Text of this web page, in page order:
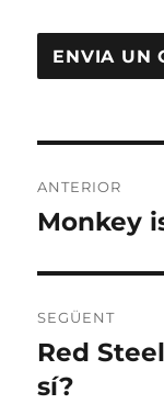
ANTERIOR
Entrada
Monkey
SEGÜENT
Entrada
següent:
Red
sí?